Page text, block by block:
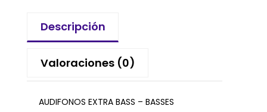
Descripción
Valoraciones (0)
AUDIFONOS EXTRA BASS – BASSES